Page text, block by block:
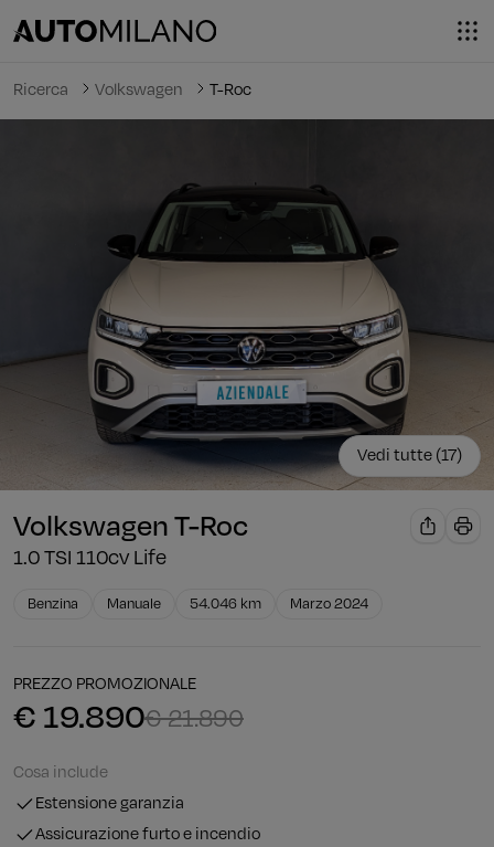
Ricerca Volkswagen T-Roc
Vedi tutte (17)
Volkswagen T-Roc
1.0 TSI 110cv Life
Benzina Manuale 54.046 km Marzo 2024
PREZZO PROMOZIONALE
€ 19.890€ 21.890
Cosa include
Estensione garanzia
Assicurazione furto e incendio